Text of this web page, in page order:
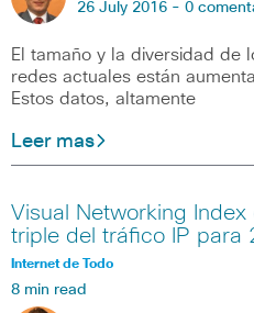
26 July 2016 - 0
El tamaño y la diversidad de
redes actuales están
Estos datos, altamente
Leer mas
Visual Networking
triple del tráfico IP para
Internet de Todo
8 min read